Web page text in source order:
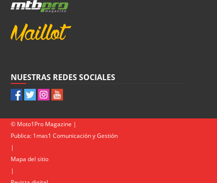
NUESTRAS REDES SOCIALES
© Moto1Pro Magazine |
Publica: 1mas1 Comunicación y Gestión
|
Mapa del sitio
|